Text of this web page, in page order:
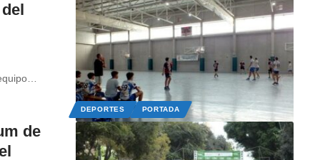
DEPORTES PORTADA
de